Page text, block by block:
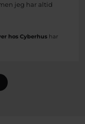
jeg har altid
hos Cyberhushar